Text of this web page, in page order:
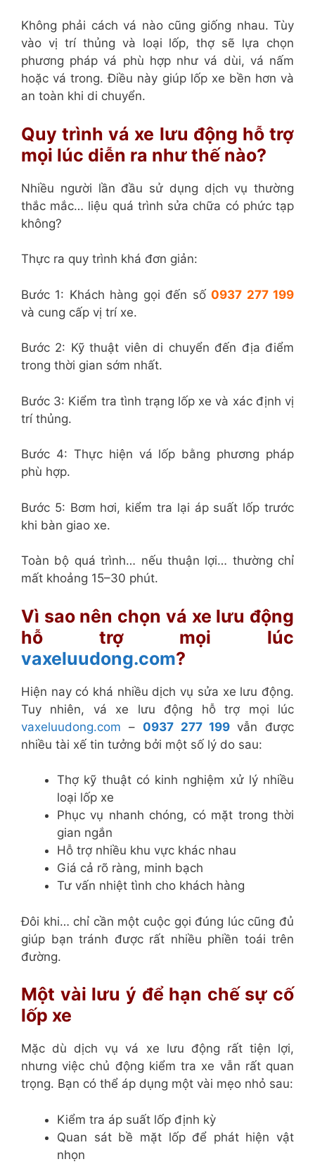
Không phải cách vá nào cũng giống nhau. Tùy
vào vị trí thủng và loại lốp, thợ sẽ lựa chọn
phương pháp vá phù hợp như vá dùi, vá nấm
hoặc vá trong. Điều này giúp lốp xe bền hơn và
an toàn khi di chuyển.
Quy trình vá xe lưu động hỗ trợ
mọi lúc diễn ra như thế nào?
Nhiều người lần đầu sử dụng dịch vụ thường
thắc mắc… liệu quá trình sửa chữa có phức tạp
không?
Thực ra quy trình khá đơn giản:
Bước 1: Khách hàng gọi đến số0937 277 199
và cung cấp vị trí xe.
Bước 2: Kỹ thuật viên di chuyển đến địa điểm
trong thời gian sớm nhất.
Bước 3: Kiểm tra tình trạng lốp xe và xác định vị
trí thủng.
Bước 4: Thực hiện vá lốp bằng phương pháp
phù hợp.
Bước 5: Bơm hơi, kiểm tra lại áp suất lốp trước
khi bàn giao xe.
Toàn bộ quá trình… nếu thuận lợi… thường chỉ
mất khoảng 15–30 phút.
Vì sao nên chọn vá xe lưu động
hỗ trợ mọi lúc
vaxeluudong.com?
Hiện nay có khá nhiều dịch vụ sửa xe lưu động.
Tuy nhiên, vá xe lưu động hỗ trợ mọi lúc
vaxeluudong.com – 0937 277 199 vẫn được
nhiều tài xế tin tưởng bởi một số lý do sau:
Thợ kỹ thuật có kinh nghiệm xử lý nhiều
loại lốp xe
Phục vụ nhanh chóng, có mặt trong thời
gian ngắn
Hỗ trợ nhiều khu vực khác nhau
Giá cả rõ ràng, minh bạch
Tư vấn nhiệt tình cho khách hàng
Đôi khi… chỉ cần một cuộc gọi đúng lúc cũng đủ
giúp bạn tránh được rất nhiều phiền toái trên
đường.
Một vài lưu ý để hạn chế sự cố
lốp xe
Mặc dù dịch vụ vá xe lưu động rất tiện lợi,
nhưng việc chủ động kiểm tra xe vẫn rất quan
trọng. Bạn có thể áp dụng một vài mẹo nhỏ sau:
Kiểm tra áp suất lốp định kỳ
Quan sát bề mặt lốp để phát hiện vật
nhọn